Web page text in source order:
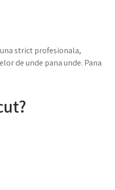
strict profesionala,
de unde pana unde. Pana